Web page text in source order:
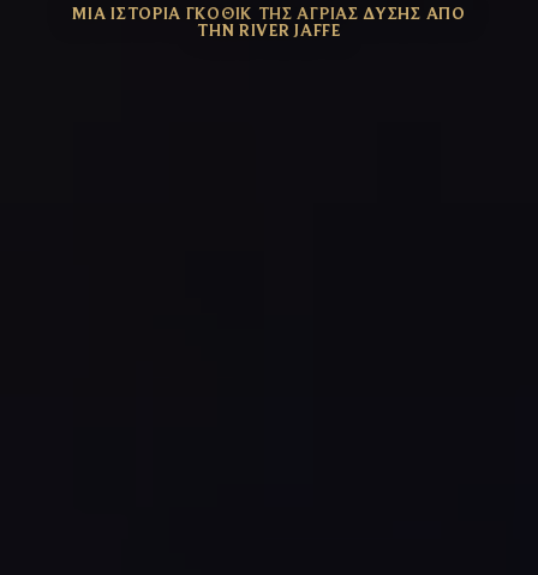
ΜΙΑ ΙΣΤΟΡΊΑ ΓΚΌΘΙΚ ΤΗΣ ΆΓΡΙΑΣ ΔΎΣΗΣ ΑΠΌ
ΤΗΝ RIVER JAFFE